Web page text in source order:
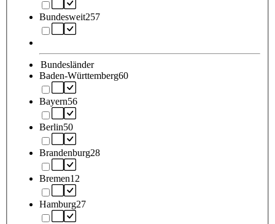
Bundesweit257
Bundesländer
Baden-Württemberg60
Bayern56
Berlin50
Brandenburg28
Bremen12
Hamburg27